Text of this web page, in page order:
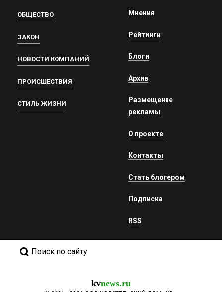
ОБЩЕСТВО
ЗАКОН
НОВОСТИ КОМПАНИЙ
ПРОИСШЕСТВИЯ
СТИЛЬ ЖИЗНИ
Мнения
Рейтинги
Блоги
Архив
Размещение
рекламы
О проекте
Контакты
Стать блогером
Подписка
RSS
Поиск по сайту
kvnews.ru